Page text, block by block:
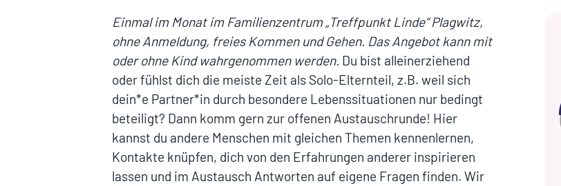
Einmal im Monat im Familienzentrum „Treffpunkt Linde“ Plagwitz,
ohne Anmeldung, freies Kommen und Gehen. Das Angebot kann mit
oder ohne Kind wahrgenommen werden. Du bist alleinerziehend
oder fühlst dich die meiste Zeit als Solo-Elternteil, z.B. weil sich
dein*e Partner*in durch besondere Lebenssituationen nur bedingt
beteiligt? Dann komm gern zur offenen Austauschrunde! Hier
kannst du andere Menschen mit gleichen Themen kennenlernen,
Kontakte knüpfen, dich von den Erfahrungen anderer inspirieren
lassen und im Austausch Antworten auf eigene Fragen finden. Wir